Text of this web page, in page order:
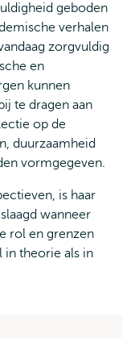
geboden
verhalen
zorgvuldig
en
kunnen
te dragen aan
op de
duurzaamheid
vormgegeven.
is haar
wanneer
rol en grenzen
in theorie als in